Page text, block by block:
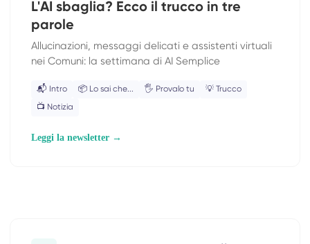
L'AI sbaglia? Ecco il trucco in tre
parole
Allucinazioni, messaggi delicati e assistenti virtuali
nei Comuni: la settimana di AI Semplice
📬 Intro 📦 Lo sai che... 🖐 Provalo tu 💡 Trucco
📺 Notizia
Leggi la newsletter →